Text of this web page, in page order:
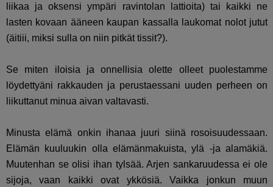
liikaa ja oksensi ympäri ravintolan lattioita) tai kaikki ne
lasten kovaan ääneen kaupan kassalla laukomat nolot jutut
(äitiii, miksi sulla on niin pitkät tissit?).
Se miten iloisia ja onnellisia olette olleet puolestamme
löydettyäni rakkauden ja perustaessani uuden perheen on
liikuttanut minua aivan valtavasti.
Minusta elämä onkin ihanaa juuri siinä rosoisuudessaan.
Elämän kuuluukin olla elämänmakuista, ylä -ja alamäkiä.
Muutenhan se olisi ihan tylsää. Arjen sankaruudessa ei ole
sijoja, vaan kaikki ovat ykkösiä. Vaikka jonkun muun